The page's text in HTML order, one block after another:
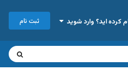
کرده اید؟ وارد شوید ثبت نام